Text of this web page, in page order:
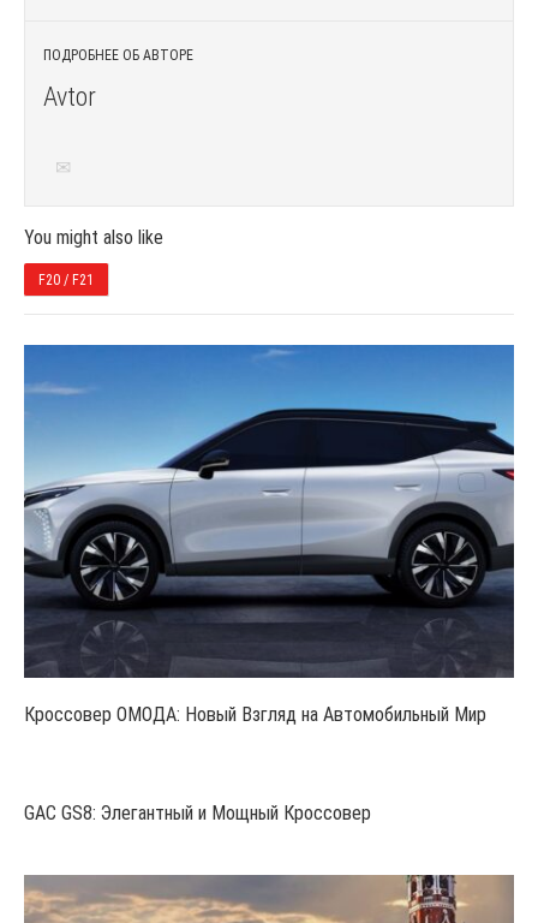
ПОДРОБНЕЕ ОБ АВТОРЕ
Avtor
You might also like
F20 / F21
Кроссовер ОМОДА: Новый Взгляд на Автомобильный Мир
GAC GS8: Элегантный и Мощный Кроссовер